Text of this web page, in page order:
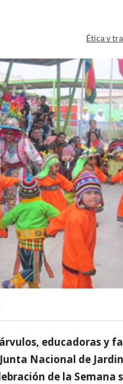
Ética y
educadoras y
Nacional de
de la Semana